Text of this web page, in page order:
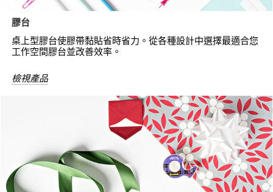
膠台
桌上型膠台使膠帶黏貼省時省力。從各種設計中選擇最適合您
工作空間膠台並改善效率。
檢視產品